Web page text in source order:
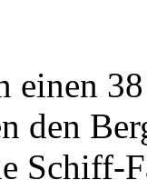
einen
den
Schiff-